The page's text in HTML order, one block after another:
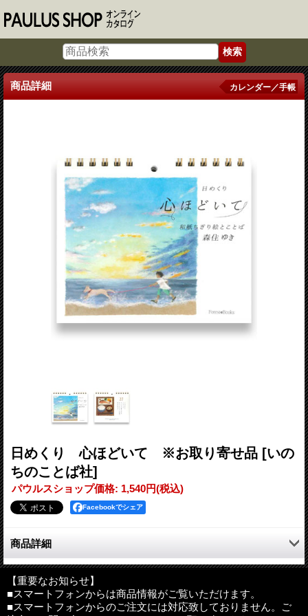
商品詳細 カレンダー／手帳
日めくり 心ほどいて ※お取り寄せ品 [いの
ちのことば社]
パウルスショップ価格: 1,540円(税込)
Facebookでシェア
商品詳細
やさしい絵とことばで心がやすらぐ毎日を
ディボーション誌「manna」の表紙を彩った温かみのあるちぎり
絵と詩、日常語訳聖書（リビングバイブル）を毎日味わう。卓上
【重要なお知らせ】
■スマートフォンからは商品情報がご覧いただけます。
■スマートフォンからのご注文には対応致しておりません。ご